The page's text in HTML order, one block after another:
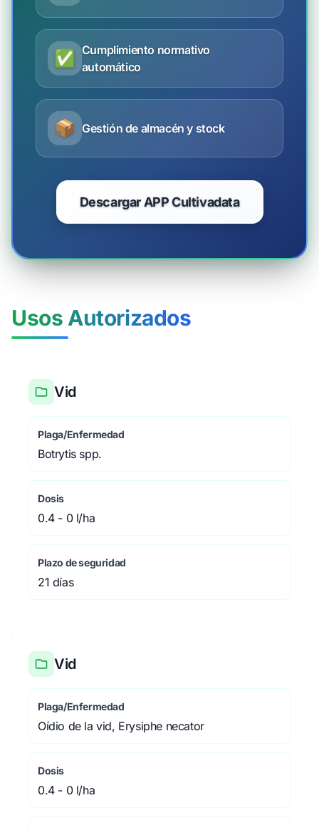
✅
Cumplimiento normativo
automático
📦 Gestión de almacén y stock
Descargar APP Cultivadata
Usos Autorizados
Vid
Plaga/Enfermedad
Botrytis spp.
Dosis
0.4 - 0 l/ha
Plazo de seguridad
21 días
Vid
Plaga/Enfermedad
Oídio de la vid, Erysiphe necator
Dosis
0.4 - 0 l/ha